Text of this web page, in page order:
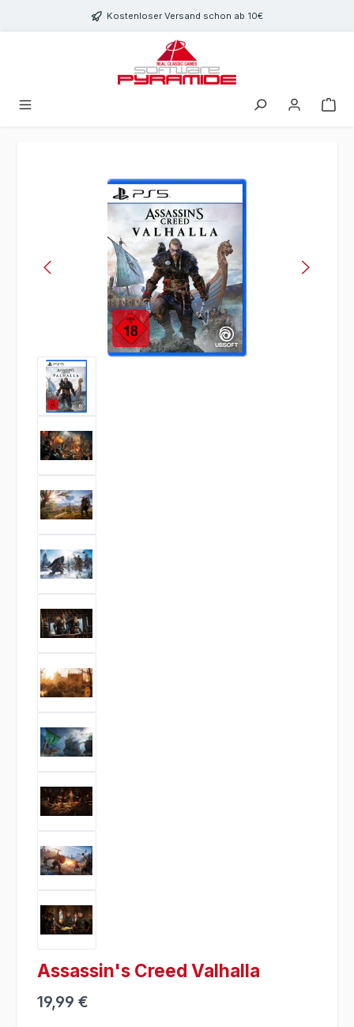
Zum Hauptinhalt springenKostenloser Versand schon ab 10€
Bildergalerie überspringen
Assassin's Creed Valhalla
19,99 €